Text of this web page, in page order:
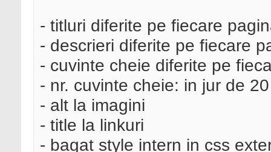
- titluri diferite pe fiecare
- descrieri diferite pe fiecare
- cuvinte cheie diferite pe
- nr. cuvinte cheie: in jur de 20
- alt la imagini
- title la linkuri
- bagat style intern in css